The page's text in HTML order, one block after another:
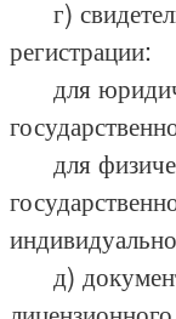
г)
регистрации:
для
для
д)